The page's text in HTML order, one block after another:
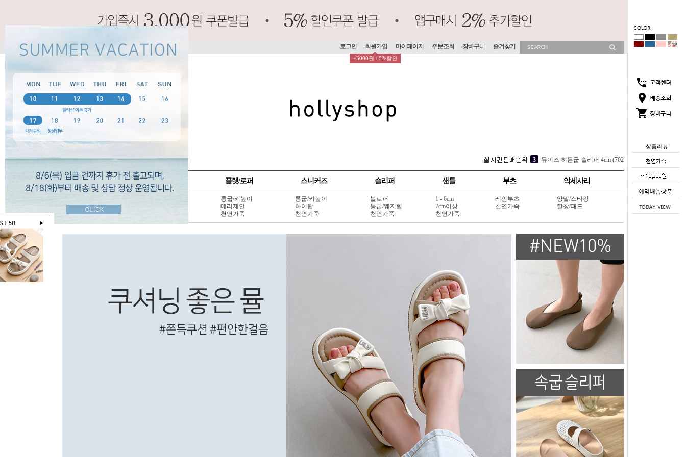
상품리뷰
로그인 회원가입
+3000원 / 5%할인
마이페이지 주문조회 장바구니 즐겨찾기
소프라 속굽 슬리퍼 4cm (417V9)
뮤이즈 히든굽 슬리퍼 4cm (702V13)
점핑점핑 속굽스니커즈 6cm (117L8)
SPECIAL 펌프스 플랫/로퍼 스니커즈 슬리퍼 샌들 부츠 악세사리
BEST 50
SALE
통굽/키높이
메리제인
천연가죽
통굽/키높이
하이탑
천연가죽
블로퍼
통굽/웨지힐
천연가죽
1 - 6cm
7cm이상
천연가죽
레인부츠
천연가죽
양말/스타킹
깔창/패드